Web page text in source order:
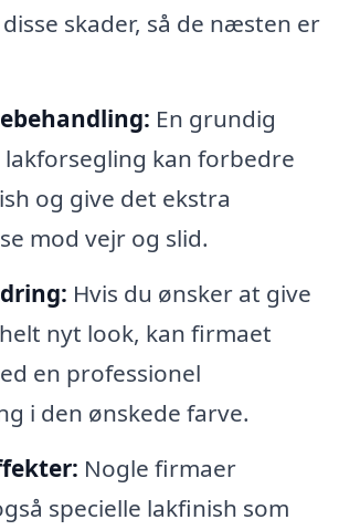
skader, så de næsten er
En grundig
lakforsegling kan forbedre
og give det ekstra
mod vejr og slid.
Hvis du ønsker at give
nyt look, kan firmaet
en professionel
i den ønskede farve.
Nogle firmaer
specielle lakfinish som